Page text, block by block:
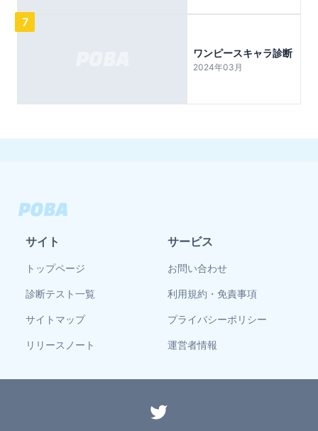
7
ワンピースキャラ診断
2024年03月
サイト
トップページ
診断テスト一覧
サイトマップ
リリースノート
サービス
お問い合わせ
利用規約・免責事項
プライバシーポリシー
運営者情報